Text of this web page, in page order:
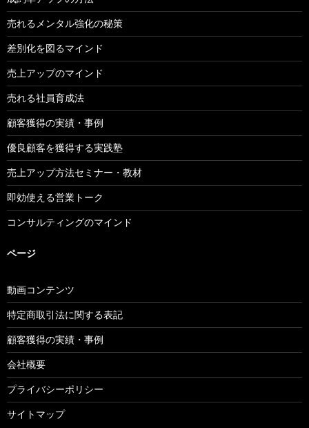
売れるメンタル強化の秘策
差別化を図るマインド
売上アップのマインド
売れる社員育成法
顧客獲得の実績・事例
優良顧客を獲得する実践塾
売上アップ方法セミナー・教材
即効使える営業トーク
コンサルティングのマインド
ページ
動画コンテンツ
特定商取引法に関する表記
顧客獲得の実績・事例
会社概要
プライバシーポリシー
サイトマップ